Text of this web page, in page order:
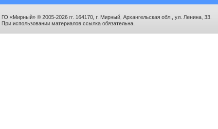
ГО «Мирный» © 2005-2026 гг. 164170, г. Мирный, Архангельская обл., ул. Ленина, 33.
При использовании материалов ссылка обязательна.